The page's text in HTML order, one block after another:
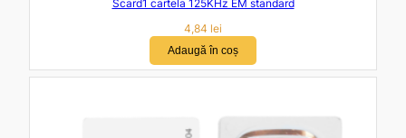
Scard1 cartela 125KHz EM standard
4,84 lei
Adaugă în coș